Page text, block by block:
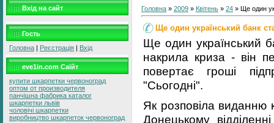
Вхід на сайт
Гость
Головна | Реєстрація | Вхід
eve1in.com Саїйт
купити шкарпетки червоноград
оптом от производителя
панчішна фабрика каталог
шкарпетки львів
чоловічі шкарпетки
виробництво шкарпеток червоноград
Головна » 2009 » Квітень » 24 » Ще один
Ще один український банк
Ще один український
накрила криза - він
повертає гроші
"Сьогодні".
Як розповіла виданню
Донецькому